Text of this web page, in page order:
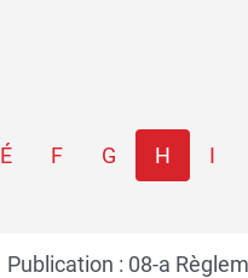
É F G H I
Publication : 08-a